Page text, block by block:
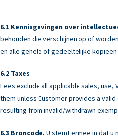
Kennisgevingen over
behouden die verschijnen op of
en alle gehele of gedeeltelijke kopieën
Taxes
Fees exclude all applicable sales, use,
them unless Customer provides a
resulting from invalid/withdrawn
Broncode. U stemt ermee in dat